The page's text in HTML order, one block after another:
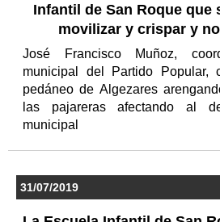
Infantil de San Roque que
movilizar y crispar y
José Francisco Muñoz,
municipal del Partido Popular,
pedáneo de Algezares
las pajareras afectando al
municipal
31/07/2019